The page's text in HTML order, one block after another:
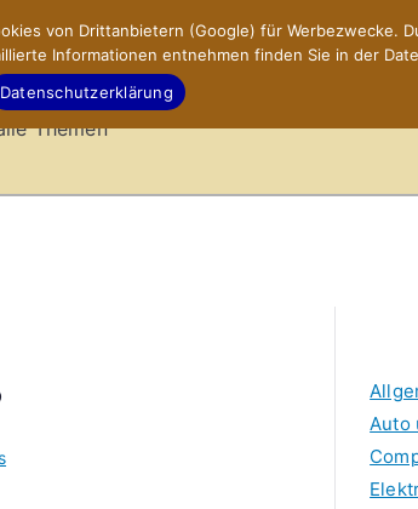
Hilfsportal
Themen
Auto
von Drittanbietern (Google) für Werbezwecke.
Informationen entnehmen finden Sie in der
Datenschutzerklärung